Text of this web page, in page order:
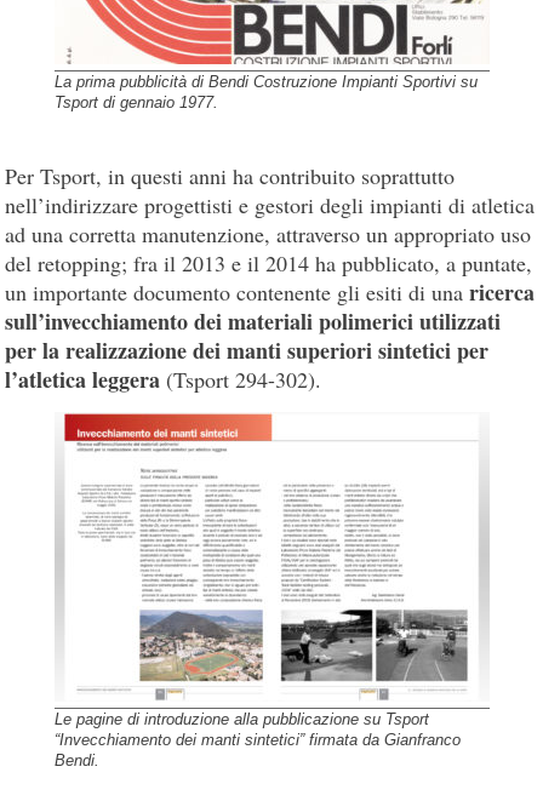
La prima pubblicità di Bendi Costruzione Impianti Sportivi su
Tsport di gennaio 1977.
Per Tsport, in questi anni ha contribuito soprattutto
nell’indirizzare progettisti e gestori degli impianti di atletica
ad una corretta manutenzione, attraverso un appropriato uso
del retopping; fra il 2013 e il 2014 ha pubblicato, a puntate,
un importante documento contenente gli esiti di unaricerca
sull’invecchiamento dei materiali polimerici utilizzati
per la realizzazione dei manti superiori sintetici per
l’atletica leggera (Tsport 294-302).
Le pagine di introduzione alla pubblicazione su Tsport
“Invecchiamento dei manti sintetici” firmata da Gianfranco
Bendi.